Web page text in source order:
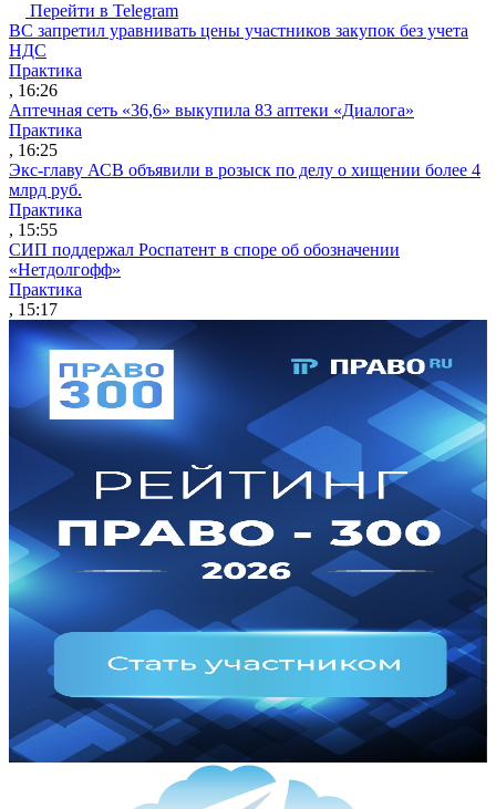
Перейти в Telegram
ВС запретил уравнивать цены участников закупок без учета
НДС
Практика
, 16:26
Аптечная сеть «36,6» выкупила 83 аптеки «Диалога»
Практика
, 16:25
Экс-главу АСВ объявили в розыск по делу о хищении более 4
млрд руб.
Практика
, 15:55
СИП поддержал Роспатент в споре об обозначении
«Нетдолгофф»
Практика
, 15:17